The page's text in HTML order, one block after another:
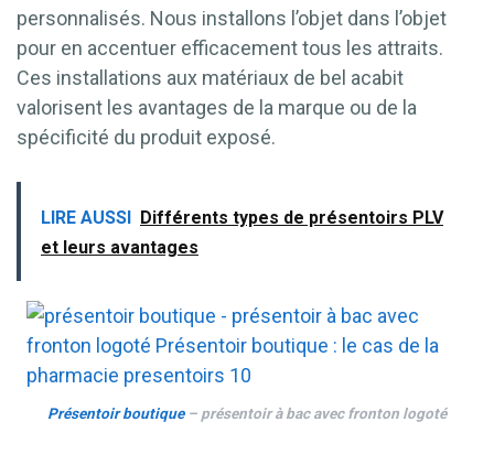
personnalisés. Nous installons l’objet dans l’objet
pour en accentuer efficacement tous les attraits.
Ces installations aux matériaux de bel acabit
valorisent les avantages de la marque ou de la
spécificité du produit exposé.
LIRE AUSSI Différents types de présentoirs PLV
et leurs avantages
Présentoir boutique– présentoir à bac avec fronton logoté